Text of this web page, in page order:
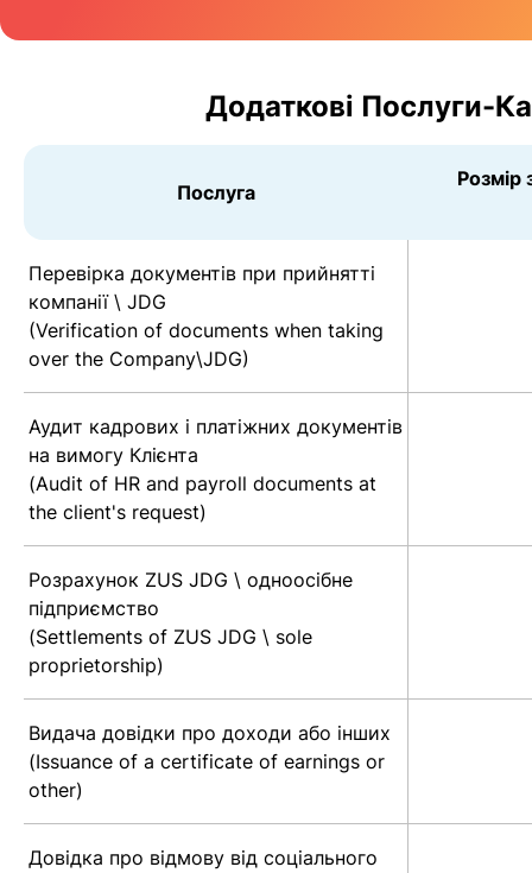
Додаткові Послуги-
Послуга
Розмір
Перевірка документів при прийнятті
компанії \ JDG
(Verification of documents when taking
over the Company\JDG)
Аудит кадрових і платіжних документів
на вимогу Клієнта
(Audit of HR and payroll documents at
the client's request)
Розрахунок ZUS JDG \ одноосібне
підприємство
(Settlements of ZUS JDG \ sole
proprietorship)
Видача довідки про доходи або інших
(Issuance of a certificate of earnings or
other)
Довідка про відмову від соціального